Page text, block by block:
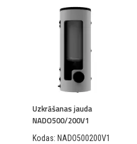
Uzkrāšanas jauda
NADO500/200V1
Kodas: NADO500200V1